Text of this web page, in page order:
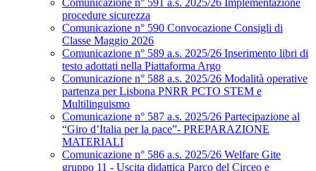
Comunicazione n° 591 a.s. 2025/26 Implementazione
procedure sicurezza
Comunicazione n° 590 Convocazione Consigli di
Classe Maggio 2026
Comunicazione n° 589 a.s. 2025/26 Inserimento libri di
testo adottati nella Piattaforma Argo
Comunicazione n° 588 a.s. 2025/26 Modalità operative
partenza per Lisbona PNRR PCTO STEM e
Multilinguismo
Comunicazione n° 587 a.s. 2025/26 Partecipazione al
“Giro d’Italia per la pace”- PREPARAZIONE
MATERIALI
Comunicazione n° 586 a.s. 2025/26 Welfare Gite
gruppo 11 - Uscita didattica Parco del Circeo e